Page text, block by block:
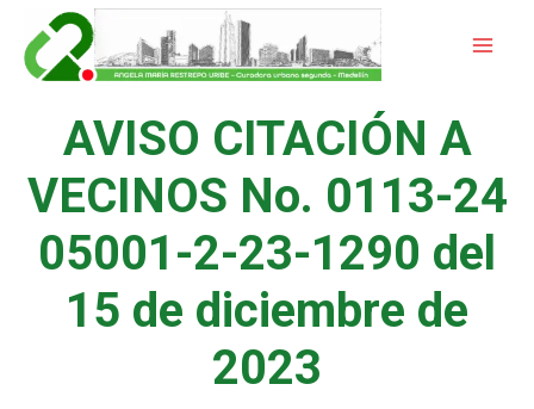
contenido
AVISO CITACIÓN A
VECINOS No. 0113-24
05001-2-23-1290 del
15 de diciembre de
2023